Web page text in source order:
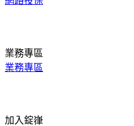
業務專區
業務專區
加入錠嵂